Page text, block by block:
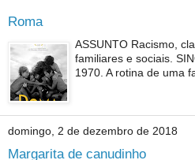
Roma
ASSUNTO Racismo,
familiares e sociais.
1970. A rotina de uma
domingo, 2 de dezembro de 2018
Margarita de canudinho